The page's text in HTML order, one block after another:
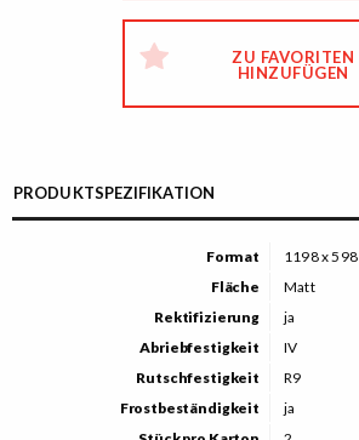
ZU FAVORITEN
HINZUFÜGEN
PRODUKTSPEZIFIKATION
Format
1198 x 598
Fläche
Matt
Rektifizierung
ja
Abriebfestigkeit
IV
Rutschfestigkeit
R9
Frostbeständigkeit
ja